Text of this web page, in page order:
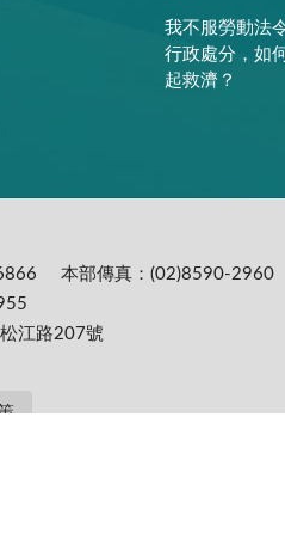
我不服勞動法
行政處分，如
起救濟？
本部傳真：(02)8590-2960
江路207號